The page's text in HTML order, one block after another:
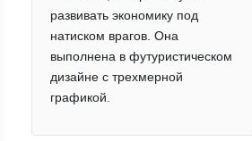
развивать экономику под
натиском врагов. Она
выполнена в футуристическом
дизайне с трехмерной
графикой.